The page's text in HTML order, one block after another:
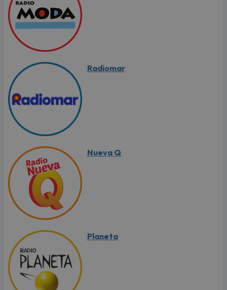
Radiomar
Nueva Q
Planeta